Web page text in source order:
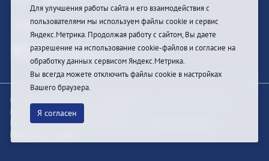
Войти
© При цитировании информации с сайта ссылка на
первоисточник обязательна
Разработка и техподдержка сайта
Pragmatic Studio
Для улучшения работы сайта и его взаимодействия с
пользователями мы используем файлы cookie и сервис
Яндекс.Метрика. Продолжая работу с сайтом, Вы даете
разрешение на использование cookie-файлов и согласие на
обработку данных сервисом Яндекс.Метрика.
Вы всегда можете отключить файлы cookie в настройках
Вашего браузера.
Я согласен